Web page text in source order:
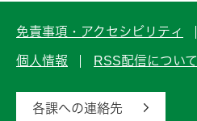
免責事項・アクセシビリティ
個人情報 RSS配信について
各課への連絡先